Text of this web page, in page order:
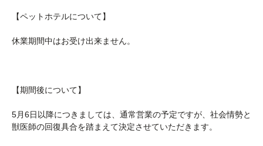
【ペットホテルについて】
休業期間中はお受け出来ません。
【期間後について】
5月6日以降につきましては、通常営業の予定ですが、社会情勢と
獣医師の回復具合を踏まえて決定させていただきます。